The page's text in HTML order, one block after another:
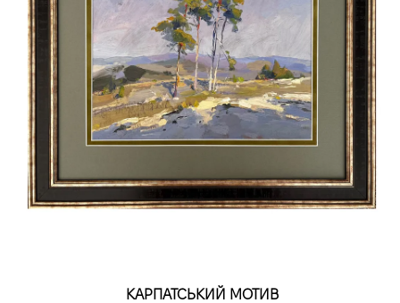
КАРПАТСЬКИЙ МОТИВ